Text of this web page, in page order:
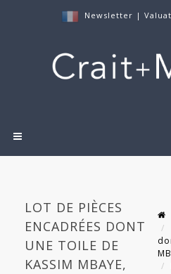
Newsletter |
LOT DE PIÈCES
ENCADRÉES DONT
UNE TOILE DE
KASSIM MBAYE,